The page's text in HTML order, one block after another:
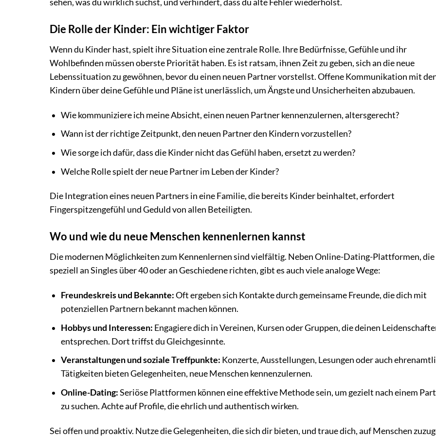
sehen, was du wirklich suchst, und verhindert, dass du alte Fehler wiederholst.
Die Rolle der Kinder: Ein wichtiger Faktor
Wenn du Kinder hast, spielt ihre Situation eine zentrale Rolle. Ihre Bedürfnisse, Gefühle und ihr
Wohlbefinden müssen oberste Priorität haben. Es ist ratsam, ihnen Zeit zu geben, sich an die neue
Lebenssituation zu gewöhnen, bevor du einen neuen Partner vorstellst. Offene Kommunikation mit
Kindern über deine Gefühle und Pläne ist unerlässlich, um Ängste und Unsicherheiten abzubauen.
Wie kommuniziere ich meine Absicht, einen neuen Partner kennenzulernen, altersgerecht?
Wann ist der richtige Zeitpunkt, den neuen Partner den Kindern vorzustellen?
Wie sorge ich dafür, dass die Kinder nicht das Gefühl haben, ersetzt zu werden?
Welche Rolle spielt der neue Partner im Leben der Kinder?
Die Integration eines neuen Partners in eine Familie, die bereits Kinder beinhaltet, erfordert
Fingerspitzengefühl und Geduld von allen Beteiligten.
Wo und wie du neue Menschen kennenlernen kannst
Die modernen Möglichkeiten zum Kennenlernen sind vielfältig. Neben Online-Dating-Plattformen, die
speziell an Singles über 40 oder an Geschiedene richten, gibt es auch viele analoge Wege:
Freundeskreis und Bekannte:Oft ergeben sich Kontakte durch gemeinsame Freunde, die dich mit
potenziellen Partnern bekannt machen können.
Hobbys und Interessen: Engagiere dich in Vereinen, Kursen oder Gruppen, die deinen
entsprechen. Dort triffst du Gleichgesinnte.
Veranstaltungen und soziale Treffpunkte: Konzerte, Ausstellungen, Lesungen oder auch
Tätigkeiten bieten Gelegenheiten, neue Menschen kennenzulernen.
Online-Dating:Seriöse Plattformen können eine effektive Methode sein, um gezielt nach einem
zu suchen. Achte auf Profile, die ehrlich und authentisch wirken.
Sei offen und proaktiv. Nutze die Gelegenheiten, die sich dir bieten, und traue dich, auf Menschen